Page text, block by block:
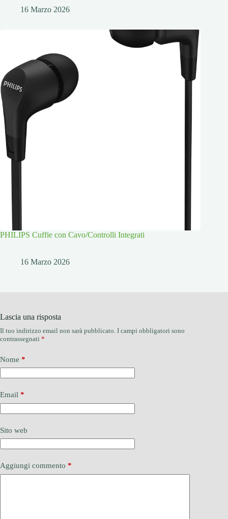
16 Marzo 2026
PHILIPS Cuffie con Cavo/Controlli Integrati
16 Marzo 2026
Lascia una risposta
Il tuo indirizzo email non sarà pubblicato. I campi obbligatori sono
contrassegnati *
Nome *
Email *
Sito web
Aggiungi commento *